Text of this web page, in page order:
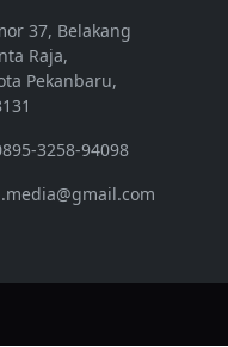
37, Belakang
Raja,
Pekanbaru,
3258-94098